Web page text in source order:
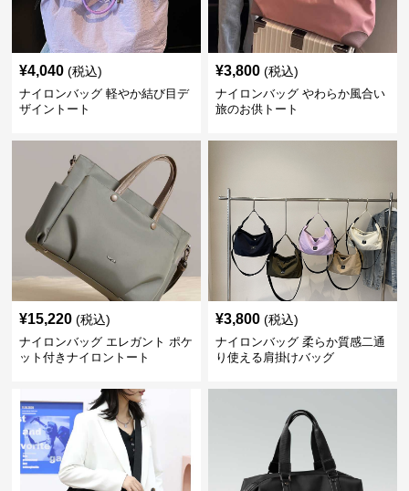
¥4,040 (税込)
ナイロンバッグ 軽やか結び目デ
ザイントート
¥3,800 (税込)
ナイロンバッグ やわらか風合い
旅のお供トート
¥15,220 (税込)
ナイロンバッグ エレガント ポケ
ット付きナイロントート
¥3,800 (税込)
ナイロンバッグ 柔らか質感二通
り使える肩掛けバッグ